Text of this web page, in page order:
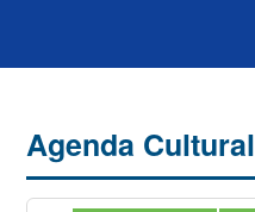
Agenda Cultural